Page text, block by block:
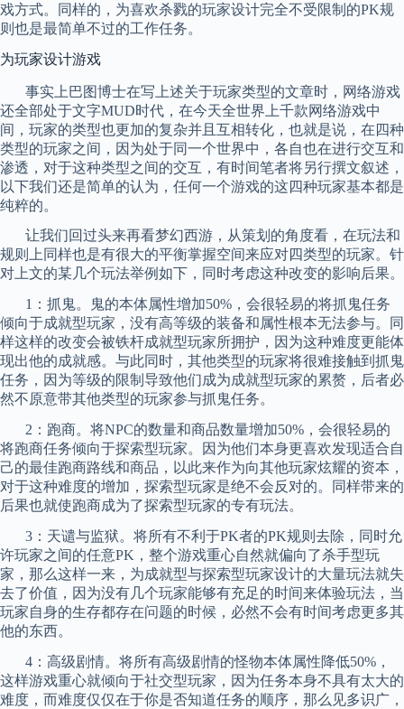
戏方式。同样的，为喜欢杀戮的玩家设计完全不受限制的PK规
则也是最简单不过的工作任务。
为玩家设计游戏
事实上巴图博士在写上述关于玩家类型的文章时，网络游戏
还全部处于文字MUD时代，在今天全世界上千款网络游戏中
间，玩家的类型也更加的复杂并且互相转化，也就是说，在四种
类型的玩家之间，因为处于同一个世界中，各自也在进行交互和
渗透，对于这种类型之间的交互，有时间笔者将另行撰文叙述，
以下我们还是简单的认为，任何一个游戏的这四种玩家基本都是
纯粹的。
让我们回过头来再看梦幻西游，从策划的角度看，在玩法和
规则上同样也是有很大的平衡掌握空间来应对四类型的玩家。针
对上文的某几个玩法举例如下，同时考虑这种改变的影响后果。
1 ：抓鬼。鬼的本体属性增加50% ，会很轻易的将抓鬼任务
倾向于成就型玩家，没有高等级的装备和属性根本无法参与。同
样这样的改变会被铁杆成就型玩家所拥护，因为这种难度更能体
现出他的成就感。与此同时，其他类型的玩家将很难接触到抓鬼
任务 ，因为等级的限制导致他们成为成就型玩家的累赘，后者必
然不原意带其他类型的玩家参与抓鬼任务。
2 ：跑商。将NPC的数量和商品数量增加50% ，会很轻易的
将跑商任务倾向于探索型玩家。因为他们本身更喜欢发现适合自
己的最佳跑商路线和商品，以此来作为向其他玩家炫耀的资本，
对于这种难度的增加，探索型玩家是绝不会反对的。同样带来的
后果也就使跑商成为了探索型玩家的专有玩法。
3 ： 天谴与监狱。将所有不利于PK者的PK规则去除，同时允
许玩家之间的任意PK ，整个游戏重心自然就偏向了杀手型玩
家，那么这样一来，为成就型与探索型玩家设计的大量玩法就失
去了价值，因为没有几个玩家能够有充足的时间来体验玩法，当
玩家自身的生存都存在问题的时候，必然不会有时间考虑更多其
他的东西。
4 ：高级剧情。将所有高级剧情的怪物本体属性降低50% ，
这样游戏重心就倾向于社交型玩家，因为任务本身不具有太大的
难度，而难度仅仅在于你是否知道任务的顺序，那么见多识广，